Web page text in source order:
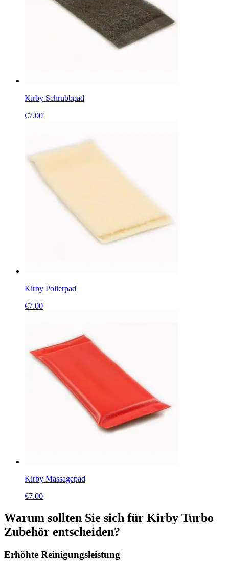
Kirby Schrubbpad
€7.00
Kirby Polierpad
€7.00
Kirby Massagepad
€7.00
Warum sollten Sie sich für Kirby Turbo
Zubehör entscheiden?
Erhöhte Reinigungsleistung